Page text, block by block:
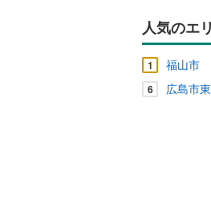
人気のエ
1 福山市
6 広島市